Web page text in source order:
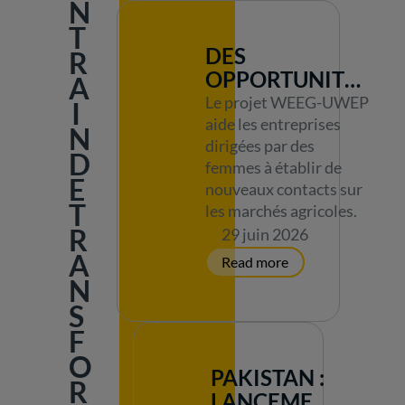
N
T
R
A
I
N
D
E
T
R
A
N
S
F
O
R
DES FEMMES EN
OUGANDA
DES
OPPORTUNITÉS
EN PLEIN
ESSOR SUR LES
MARCHÉS
AGRICOLES DU
NORD DE
L'OUGANDA
Le projet WEEG-UWEP
aide les entreprises
dirigées par des
femmes à établir de
nouveaux contacts sur
les marchés agricoles.
29 juin 2026
PAKISTAN :